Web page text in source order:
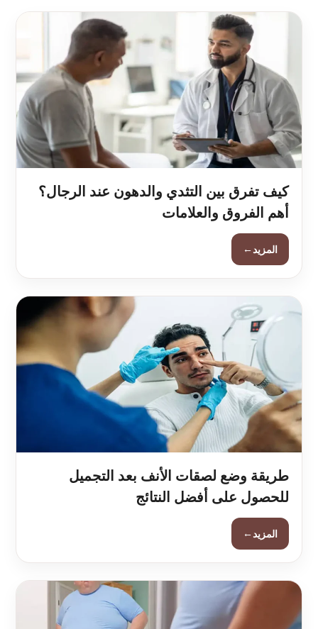
كيف تفرق بين التثدي والدهون عند الرجال؟
أهم الفروق والعلامات
المزيد←
طريقة وضع لصقات الأنف بعد التجميل
للحصول على أفضل النتائج
المزيد←